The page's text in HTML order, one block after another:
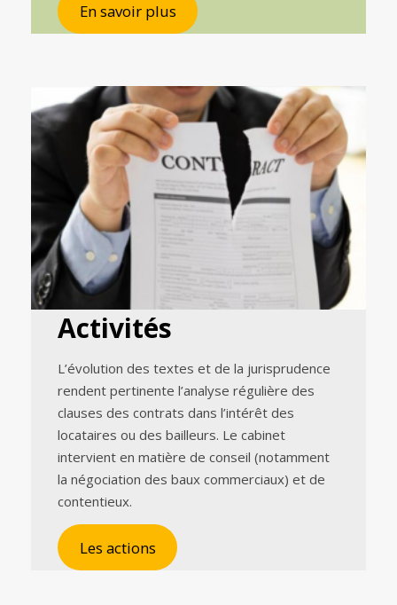
En savoir plus
Activités
L’évolution des textes et de la jurisprudence
rendent pertinente l’analyse régulière des
clauses des contrats dans l’intérêt des
locataires ou des bailleurs. Le cabinet
intervient en matière de conseil (notamment
la négociation des baux commerciaux) et de
contentieux.
Les actions